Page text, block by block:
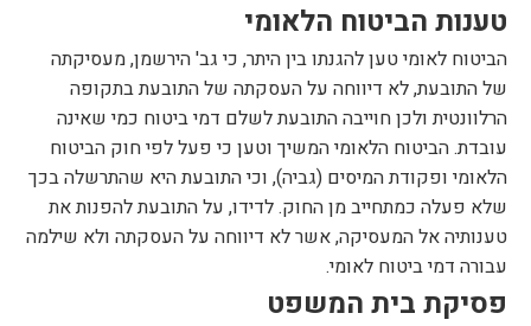
טענות הביטוח הלאומי
הביטוח לאומי טען להגנתו בין היתר, כי גב' הירשמן, מעסיקתה
של התובעת, לא דיווחה על העסקתה של התובעת בתקופה
הרלוונטית ולכן חוייבה התובעת לשלם דמי ביטוח כמי שאינה
עובדת. הביטוח הלאומי המשיך וטען כי פעל לפי חוק הביטוח
הלאומי ופקודת המיסים (גביה), וכי התובעת היא שהתרשלה בכך
שלא פעלה כמתחייב מן החוק. לדידו, על התובעת להפנות את
טענותיה אל המעסיקה, אשר לא דיווחה על העסקתה ולא שילמה
עבורה דמי ביטוח לאומי.
פסיקת בית המשפט